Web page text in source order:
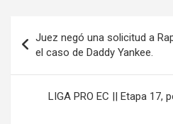
de
entradas
Juez negó una solicitud a
el caso de Daddy Yankee.
LIGA PRO EC || Etapa 17,